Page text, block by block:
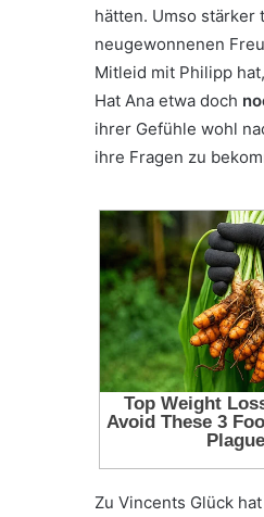
hätten. Umso
neugewonnenen
Mitleid mit Philipp
Hat Ana etwa doch
ihrer Gefühle wohl
ihre Fragen zu
Zu Vincents Glück